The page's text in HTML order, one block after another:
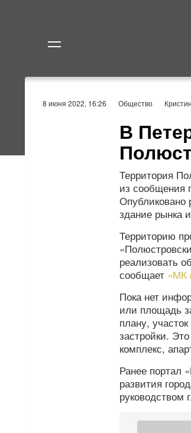
8 июня 2022, 16:26 Общество
В
Территория
из сообщения
Опубликовано
здание рынка
Территорию
реализовать
сообщает «МК
Пока нет
или площадь
плану,
застройки.
комплекс,
Ранее портал
развития
руководством